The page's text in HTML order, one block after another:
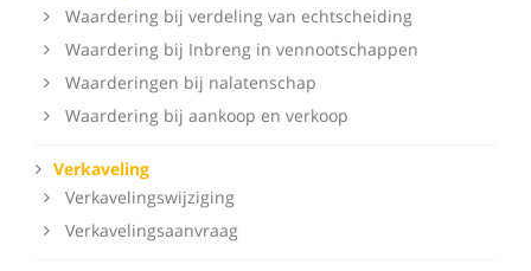
Waardering bij verdeling van echtscheiding
Waardering bij Inbreng in vennootschappen
Waarderingen bij nalatenschap
Waardering bij aankoop en verkoop
Verkaveling
Verkavelingswijziging
Verkavelingsaanvraag